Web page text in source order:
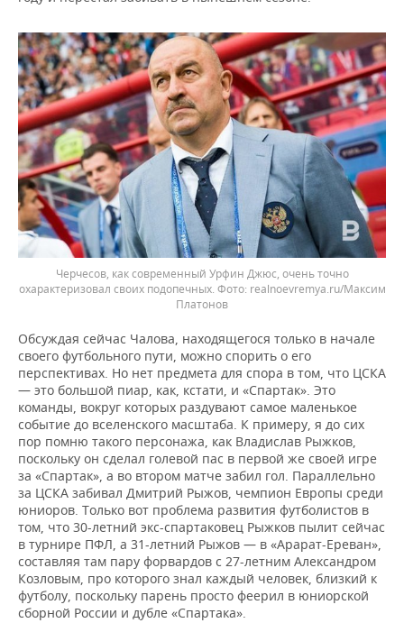
Черчесов, как современный Урфин Джюс, очень точно
охарактеризовал своих подопечных.
realnoevremya.ru/Максим
Платонов
Обсуждая сейчас Чалова, находящегося только в начале
своего футбольного пути, можно спорить о его
перспективах. Но нет предмета для спора в том, что ЦСКА
— это большой пиар, как, кстати, и «Спартак». Это
команды, вокруг которых раздувают самое маленькое
событие до вселенского масштаба. К примеру, я до сих
пор помню такого персонажа, как Владислав Рыжков,
поскольку он сделал голевой пас в первой же своей игре
за «Спартак», а во втором матче забил гол. Параллельно
за ЦСКА забивал Дмитрий Рыжов, чемпион Европы среди
юниоров. Только вот проблема развития футболистов в
том, что 30-летний экс-спартаковец Рыжков пылит сейчас
в турнире ПФЛ, а 31-летний Рыжов — в «Арарат-Ереван»,
составляя там пару форвардов с 27-летним Александром
Козловым, про которого знал каждый человек, близкий к
футболу, поскольку парень просто феерил в юниорской
сборной России и дубле «Спартака».